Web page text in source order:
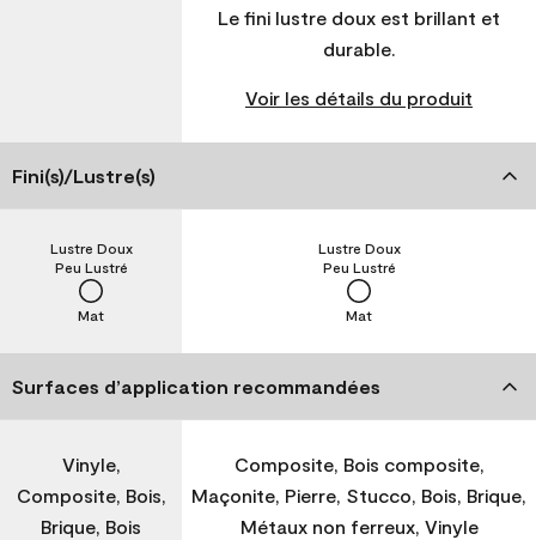
Le fini lustre doux est brillant et
durable.
Voir les détails du produit
Fini(s)/Lustre(s)
Mat
Peu Lustré
Lustre Doux
Mat
Peu Lustré
Lustre Doux
Surfaces d’application recommandées
Vinyle,
Composite, Bois,
Brique, Bois
Composite, Bois composite,
Maçonite, Pierre, Stucco, Bois, Brique,
Métaux non ferreux, Vinyle